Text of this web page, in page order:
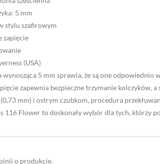
5 mm
stylu szafirowym
zapięcie
(USA)
wynosząca 5 mm sprawia, że są one odpowiednio
zapewnia bezpieczne trzymanie kolczyków,
mm) i ostrym czubkom, procedura
116 Flower to doskonały wybór dla tych, którzy
o produkcie.